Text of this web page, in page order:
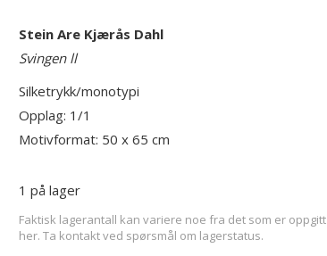
Stein Are Kjærås Dahl
Svingen ll
Silketrykk/monotypi
Opplag: 1/1
Motivformat: 50 x 65 cm
1 på lager
Faktisk lagerantall kan variere noe fra det som er oppgitt
her. Ta kontakt ved spørsmål om lagerstatus.